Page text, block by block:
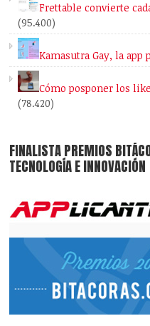
Frettable convierte
(95.400)
Kamasutra Gay, la
Cómo posponer los
(78.420)
FINALISTA PREMIOS
TECNOLOGÍA E INNOVACIÓN